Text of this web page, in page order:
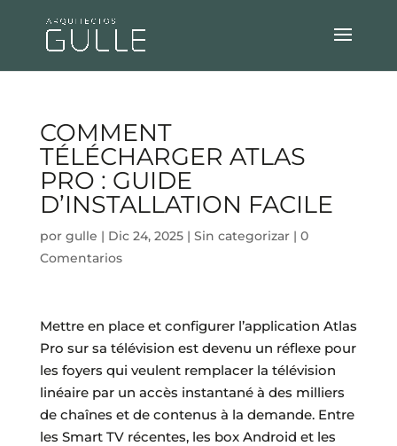
COMMENT
TÉLÉCHARGER ATLAS
PRO : GUIDE
D’INSTALLATION FACILE
por gulle | Dic 24, 2025| Sin categorizar| 0
Comentarios
Mettre en place et configurer l’application Atlas
Pro sur sa télévision est devenu un réflexe pour
les foyers qui veulent remplacer la télévision
linéaire par un accès instantané à des milliers
de chaînes et de contenus à la demande. Entre
les Smart TV récentes, les box Android et les